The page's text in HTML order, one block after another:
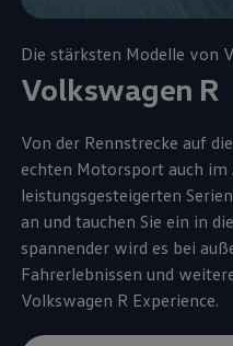
Die stärksten Modelle von
Volkswagen R
Von der Rennstrecke auf
echten Motorsport auch im
leistungsgesteigerten
an und tauchen Sie ein in
spannender wird es bei
Fahrerlebnissen und
Volkswagen R Experience.